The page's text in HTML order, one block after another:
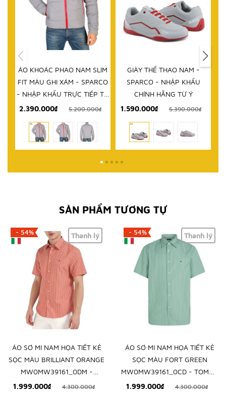
GIÀY THỂ THAO NAM -
SPARCO - NHẬP KHẨU
CHÍNH HÃNG TỪ Ý
1.590.000₫
5.390.000₫
DÉP NAM - SPARCO - NHẬP
KHẨU CHÍNH HÃNG TỪ Ý
999.000₫ 2.580.000₫
SẢN PHẨM TƯƠNG TỰ
- 54% Thanh lý
ÁO SƠ MI NAM HỌA TIẾT KẺ
SỌC MÀU BRILLIANT ORANGE
MW0MW39161_0DM -
TOMMY HILFIGER - NHẬP
1.999.000₫ 4.300.000₫
- 54% Thanh lý
ÁO SƠ MI NAM HỌA TIẾT KẺ
SỌC MÀU FORT GREEN
MW0MW39161_0CD - TOMMY
HILFIGER - NHẬP KHẨU CHÍNH
1.999.000₫ 4.300.000₫